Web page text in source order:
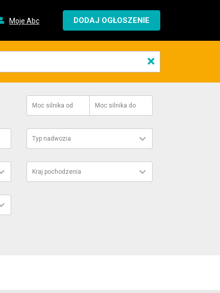
Moje Abc DODAJ OGŁOSZENIE
×
Moc silnika od Moc silnika do
Typ nadwozia
Kraj pochodzenia